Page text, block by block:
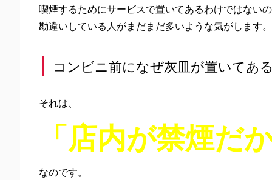
喫煙するためにサービスで置いてあるわけではないの
勘違いしている人がまだまだ多いような気がします。
コンビニ前になぜ灰皿が置いてあ
それは、
「店内が禁煙だ
なのです。